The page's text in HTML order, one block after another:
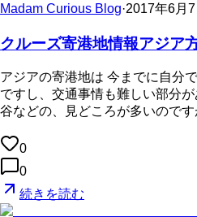
Madam Curious Blog·2017年6月7
クルーズ寄港地情報アジア
アジアの寄港地は 今までに自分
ですし、交通事情も難しい部分
谷などの、見どころが多いので
0
0
続きを読む